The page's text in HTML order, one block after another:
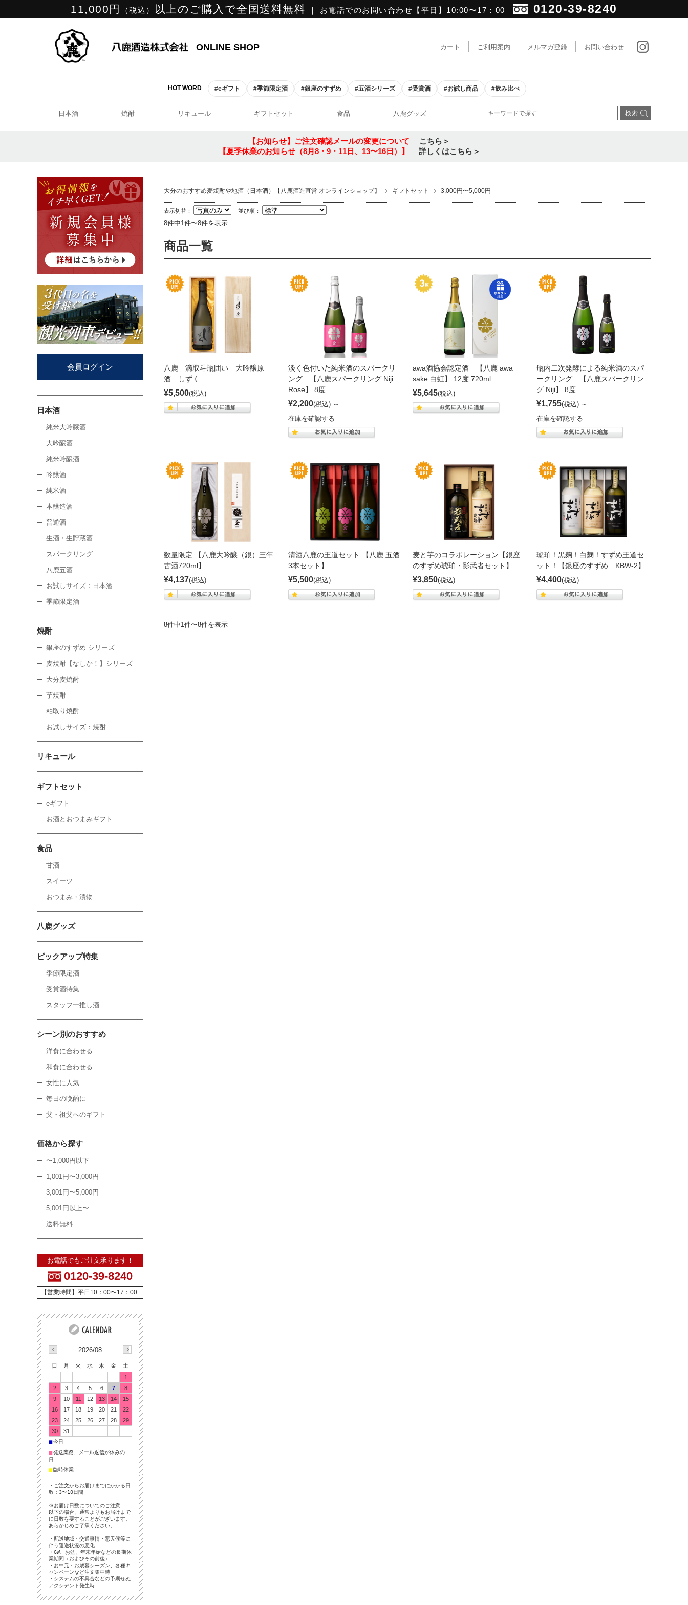
11,000円 （税込） 以上のご購入で全国送料無料 ｜ お電話でのお問い合わせ【平日】10:00〜17：00 0120-39-8240
ONLINE SHOP カート ご利用案内 メルマガ登録 お問い合わせ
HOT WORD #eギフト #季節限定酒 #銀座のすずめ #五酒シリーズ #受賞酒 #お試し商品 #飲み比べ
日本酒 焼酎 リキュール ギフトセット 食品 八鹿グッズ
【お知らせ】ご注文確認メールの変更について
こちら＞
【夏季休業のお知らせ（8月8・9・11日、13〜16日）】
詳しくはこちら＞
大分のおすすめ麦焼酎や地酒（日本酒）【八鹿酒造直営 オンラインショップ】 ギフトセット 3,000円〜5,000円
表示切替： 並び順：
8件中1件〜8件を表示
商品一覧
八鹿 滴取斗瓶囲い 大吟醸原
酒 しずく
¥5,500(税込)
淡く色付いた純米酒のスパークリ
ング 【八鹿スパークリング Niji
Rose】 8度
¥2,200(税込) ～
在庫を確認する
awa酒協会認定酒 【八鹿 awa
sake 白虹】 12度 720ml
¥5,645(税込)
瓶内二次発酵による純米酒のスパ
ークリング 【八鹿スパークリン
グ Niji】 8度
¥1,755(税込) ～
在庫を確認する
数量限定 【八鹿大吟醸（銀）三年
古酒720ml】
¥4,137(税込)
清酒八鹿の王道セット 【八鹿 五酒
3本セット】
¥5,500(税込)
麦と芋のコラボレーション【銀座
のすずめ琥珀・影武者セット】
¥3,850(税込)
琥珀！黒麹！白麹！すずめ王道セ
ット！【銀座のすずめ KBW-2】
¥4,400(税込)
8件中1件〜8件を表示
会員ログイン
日本酒
純米大吟醸酒
大吟醸酒
純米吟醸酒
吟醸酒
純米酒
本醸造酒
普通酒
生酒・生貯蔵酒
スパークリング
八鹿五酒
お試しサイズ：日本酒
季節限定酒
焼酎
銀座のすずめ シリーズ
麦焼酎【なしか！】シリーズ
大分麦焼酎
芋焼酎
粕取り焼酎
お試しサイズ：焼酎
リキュール
ギフトセット
eギフト
お酒とおつまみギフト
食品
甘酒
スイーツ
おつまみ・漬物
八鹿グッズ
ピックアップ特集
季節限定酒
受賞酒特集
スタッフ一推し酒
シーン別のおすすめ
洋食に合わせる
和食に合わせる
女性に人気
毎日の晩酌に
父・祖父へのギフト
価格から探す
〜1,000円以下
1,001円〜3,000円
3,001円〜5,000円
5,001円以上〜
送料無料
お電話でもご注文承ります！
0120-39-8240
【営業時間】平日10：00〜17：00
2026/08
日 月 火 水 木 金
土
1
2
3 4 5 6 7
8
9
10 11 12 13 14
15
16
17 18 19 20 21
22
23
24 25 26 27 28
29
30
31
■今日
■発送業務、メール返信が休みの
日
■臨時休業
・ご注文からお届けまでにかかる日
数：3〜10日間
※お届け日数についてのご注意
以下の場合、通常よりもお届けまで
に日数を要することがございます。
あらかじめご了承ください。
・配送地域・交通事情・悪天候等に
伴う運送状況の悪化
・GW、お盆、年末年始などの長期休
業期間（およびその前後）
・お中元・お歳暮シーズン、各種キ
ャンペーンなど注文集中時
・システムの不具合などの予期せぬ
アクシデント発生時